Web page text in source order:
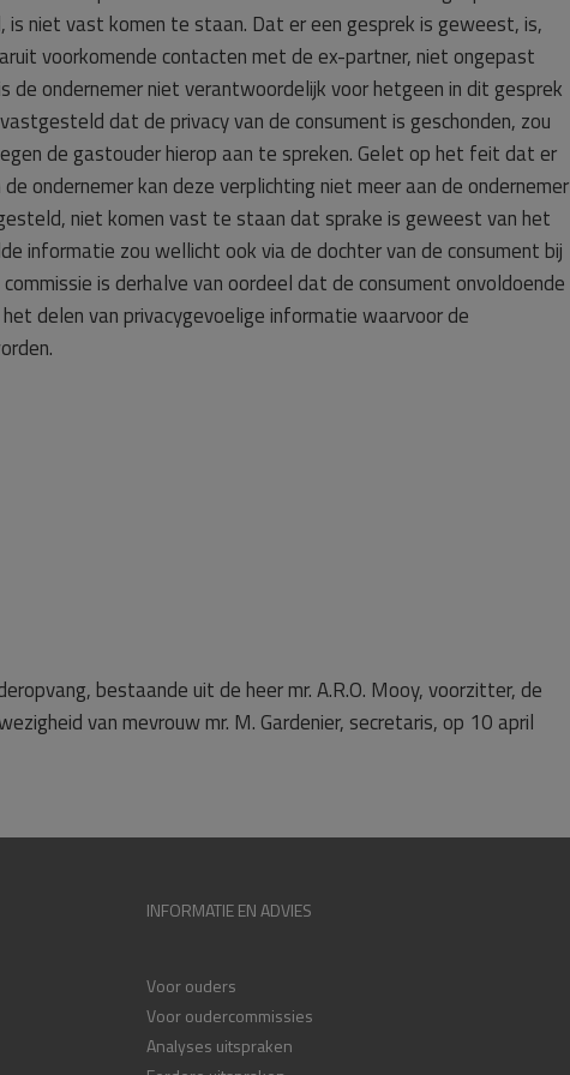
is niet vast komen te staan. Dat er een gesprek is geweest, is,
voorkomende contacten met de ex-partner, niet ongepast
de ondernemer niet verantwoordelijk voor hetgeen in dit gesprek
dat de privacy van de consument is geschonden, zou
de gastouder hierop aan te spreken. Gelet op het feit dat er
ondernemer kan deze verplichting niet meer aan de ondernemer
niet komen vast te staan dat sprake is geweest van het
informatie zou wellicht ook via de dochter van de consument bij
is derhalve van oordeel dat de consument onvoldoende
delen van privacygevoelige informatie waarvoor de
bestaande uit de heer mr. A.R.O. Mooy, voorzitter, de
van mevrouw mr. M. Gardenier, secretaris, op 10 april
INFORMATIE EN ADVIES
Voor ouders
Voor oudercommissies
Analyses uitspraken